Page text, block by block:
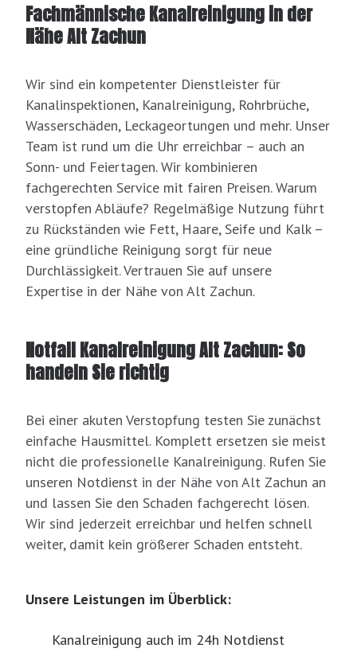
Fachmännische Kanalreinigung in der
Nähe Alt Zachun
Wir sind ein kompetenter Dienstleister für
Kanalinspektionen, Kanalreinigung, Rohrbrüche,
Wasserschäden, Leckageortungen und mehr. Unser
Team ist rund um die Uhr erreichbar – auch an
Sonn- und Feiertagen. Wir kombinieren
fachgerechten Service mit fairen Preisen. Warum
verstopfen Abläufe? Regelmäßige Nutzung führt
zu Rückständen wie Fett, Haare, Seife und Kalk –
eine gründliche Reinigung sorgt für neue
Durchlässigkeit. Vertrauen Sie auf unsere
Expertise in der Nähe von Alt Zachun.
Notfall Kanalreinigung Alt Zachun: So
handeln Sie richtig
Bei einer akuten Verstopfung testen Sie zunächst
einfache Hausmittel. Komplett ersetzen sie meist
nicht die professionelle Kanalreinigung. Rufen Sie
unseren Notdienst in der Nähe von Alt Zachun an
und lassen Sie den Schaden fachgerecht lösen.
Wir sind jederzeit erreichbar und helfen schnell
weiter, damit kein größerer Schaden entsteht.
Unsere Leistungen im Überblick:
Kanalreinigung auch im 24h Notdienst